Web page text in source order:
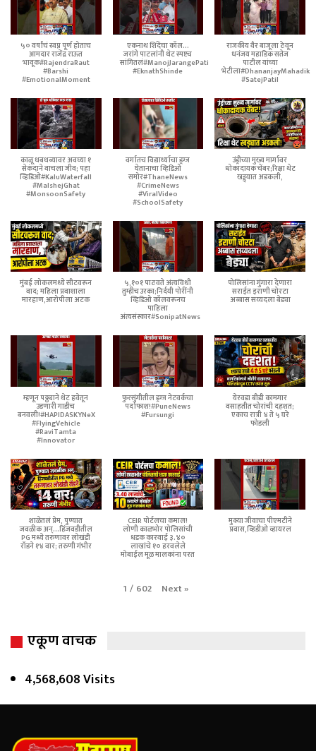
५० वर्षांचं स्वप्न पूर्ण होताच
आमदार राजेंद्र राऊत
भावूक#RajendraRaut
#Barshi
#EmotionalMoment
एकनाथ शिंदेंचा कॉल...
जरांगे पाटलांनी थेट स्पष्टच
सांगितलं#ManojJarangePatil
#EknathShinde
राजकीय वैर बाजूला ठेवून
धनंजय महाडिक सतेज
पाटील यांच्या
भेटीला#DhananjayMahadik
#SatejPatil
काळू धबधब्यावर अवघ्या १
सेकंदाने वाचला जीव; पहा
व्हिडिओ#KaluWaterfall
#MalshejGhat
#MonsoonSafety
वर्गातच विद्यार्थ्याचा ड्रग्ज
घेतानाचा व्हिडिओ
समोर#ThaneNews
#CrimeNews
#ViralVideo
#SchoolSafety
उंड्रीच्या मुख्य मार्गावर
धोकादायक चेंबर;रिक्षा थेट
खड्ड्यात अडकली,
मुंबई लोकलमध्ये सीटवरून
वाद; महिला प्रवाशाला
मारहाण,आरोपीला अटक
५,१०१ पाठवते अंत्यविधी
तुम्हीच उरका;निर्दयी पोरींनी
व्हिडिओ कॉलवरूनच
पाहिला
अंत्यसंस्कार#SonipatNews
पोलिसांना गुंगारा देणारा
सराईत इराणी चोरटा
अब्बास सय्यदला बेड्या
म्हणून पठ्ठ्याने थेट हवेतून
उडणारी गाडीच
बनवली!#HAPIDASKYNeX
#FlyingVehicle
#RaviTamta
#Innovator
फुरसुंगीतील ड्रग्ज नेटवर्कचा
पर्दाफाश!#PuneNews
#Fursungi
येरवडा बीडी कामगार
वसाहतीत चोरांची दहशत;
एकाच रात्री ४ ते ५ घरे
फोडली
शाळेतलं प्रेम, पुण्यात
जवळीक अन्...हिंजवडीतील
PG मध्ये तरुणावर लोखंडी
रॉडने १४ वार; तरुणी गंभीर
CEIR पोर्टलचा कमाल!
लोणी काळभोर पोलिसांची
धडक कारवाई ३.४०
लाखांचे १० हरवलेले
मोबाईल मूळ मालकांना परत
मुक्या जीवाचा पीएमटीने
प्रवास,व्हिडीओ व्हायरल
1 / 602 Next»
एकूण वाचक
4,568,608 Visits